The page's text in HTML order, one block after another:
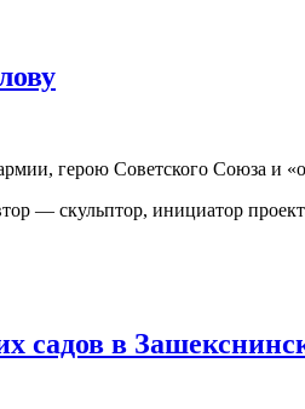
герою Советского Союза и
— скульптор, инициатор
садов в